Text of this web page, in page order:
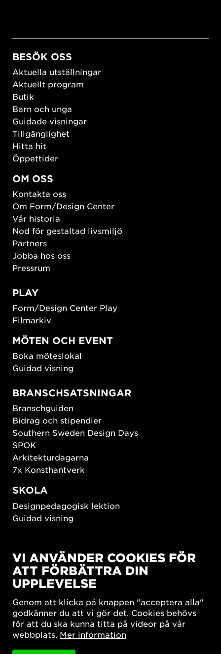
BESÖK OSS
Aktuella utställningar
Aktuellt program
Butik
Barn och unga
Guidade visningar
Tillgänglighet
Hitta hit
Öppettider
OM OSS
Kontakta oss
Om Form/Design Center
Vår historia
Nod för gestaltad livsmiljö
Partners
Jobba hos oss
Pressrum
PLAY
Form/Design Center Play
Filmarkiv
MÖTEN OCH EVENT
Boka möteslokal
Guidad visning
BRANSCHSATSNINGAR
Branschguiden
Bidrag och stipendier
Southern Sweden Design Days
SPOK
Arkitekturdagarna
7x Konsthantverk
SKOLA
Designpedagogisk lektion
Guidad visning
New European Bauhaus
SUSTAINORDIC
Share Future Living
What Matter_s
VI ANVÄNDER COOKIES FÖR
ATT FÖRBÄTTRA DIN
UPPLEVELSE
Genom att klicka på knappen "acceptera alla"
godkänner du att vi gör det. Cookies behövs
för att du ska kunna titta på videor på vår
webbplats. Mer information